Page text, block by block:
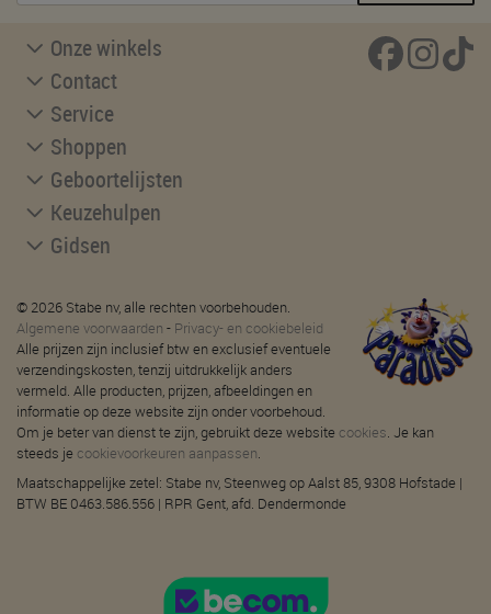
Onze winkels
Contact
Service
Shoppen
Geboortelijsten
Keuzehulpen
Gidsen
© 2026 Stabe nv, alle rechten voorbehouden.
Algemene voorwaarden - Privacy- en cookiebeleid
Alle prijzen zijn inclusief btw en exclusief eventuele
verzendingskosten, tenzij uitdrukkelijk anders
vermeld. Alle producten, prijzen, afbeeldingen en
informatie op deze website zijn onder voorbehoud.
Om je beter van dienst te zijn, gebruikt deze website cookies. Je kan
steeds je cookievoorkeuren aanpassen.
Maatschappelijke zetel: Stabe nv, Steenweg op Aalst 85, 9308 Hofstade |
BTW BE 0463.586.556 | RPR Gent, afd. Dendermonde